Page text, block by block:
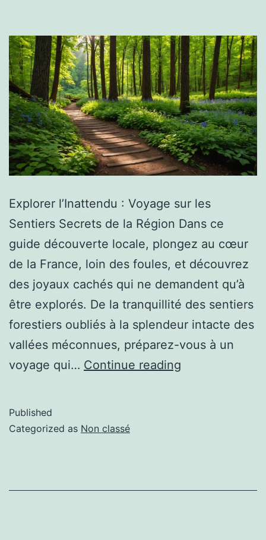
Explorer l’Inattendu : Voyage sur les
Sentiers Secrets de la Région Dans ce
guide découverte locale, plongez au cœur
de la France, loin des foules, et découvrez
des joyaux cachés qui ne demandent qu’à
être explorés. De la tranquillité des sentiers
forestiers oubliés à la splendeur intacte des
vallées méconnues, préparez-vous à un
voyage qui… Continue reading
Published
Categorized as Non classé